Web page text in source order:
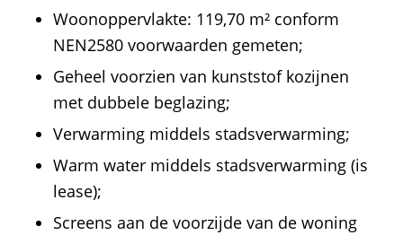
Woonoppervlakte: 119,70 m² conform
NEN2580 voorwaarden gemeten;
Geheel voorzien van kunststof kozijnen
met dubbele beglazing;
Verwarming middels stadsverwarming;
Warm water middels stadsverwarming (is
lease);
Screens aan de voorzijde van de woning